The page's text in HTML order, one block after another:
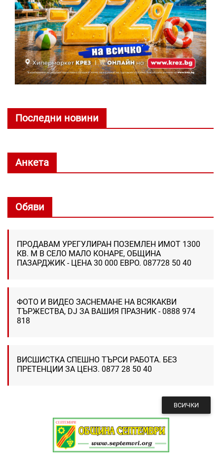
Последни новини
Анкета
Обяви
ПРОДАВАМ УРЕГУЛИРАН ПОЗЕМЛЕН ИМОТ 1300
КВ. М В СЕЛО МАЛО КОНАРЕ, ОБЩИНА
ПАЗАРДЖИК - ЦЕНА 30 000 ЕВРО. 087728 50 40
ФОТО И ВИДЕО ЗАСНЕМАНЕ НА ВСЯКАКВИ
ТЪРЖЕСТВА, DJ ЗА ВАШИЯ ПРАЗНИК - 0888 974
818
ВИСШИСТКА СПЕШНО ТЪРСИ РАБОТА. БЕЗ
ПРЕТЕНЦИИ ЗА ЦЕНЗ. 0877 28 50 40
ВСИЧКИ